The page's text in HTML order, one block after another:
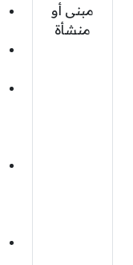
مبنى أو
منشأة